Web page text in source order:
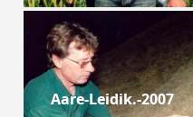
Aare-Leidik.-2007